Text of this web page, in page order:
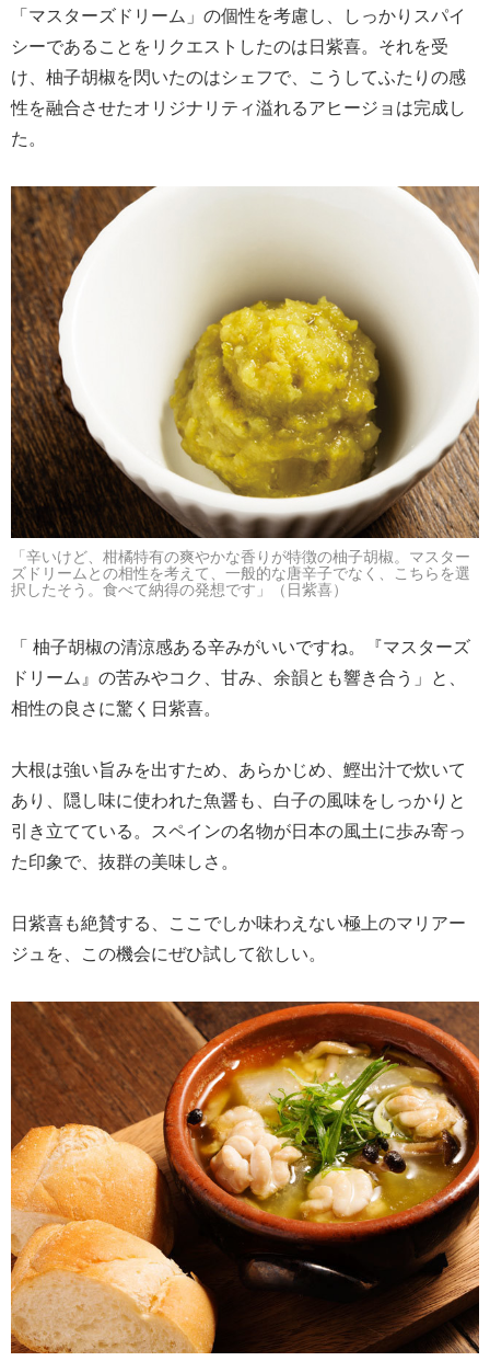
「マスターズドリーム」の個性を考慮し、しっかりスパイ
シーであることをリクエストしたのは日紫喜。それを受
け、柚子胡椒を閃いたのはシェフで、こうしてふたりの感
性を融合させたオリジナリティ溢れるアヒージョは完成し
た。
「辛いけど、柑橘特有の爽やかな香りが特徴の柚子胡椒。マスター
ズドリームとの相性を考えて、一般的な唐辛子でなく、こちらを選
択したそう。食べて納得の発想です」（日紫喜）
「 柚子胡椒の清涼感ある辛みがいいですね。『マスターズ
ドリーム』の苦みやコク、甘み、余韻とも響き合う」と、
相性の良さに驚く日紫喜。
大根は強い旨みを出すため、あらかじめ、鰹出汁で炊いて
あり、隠し味に使われた魚醤も、白子の風味をしっかりと
引き立てている。スペインの名物が日本の風土に歩み寄っ
た印象で、抜群の美味しさ。
日紫喜も絶賛する、ここでしか味わえない極上のマリアー
ジュを、この機会にぜひ試して欲しい。